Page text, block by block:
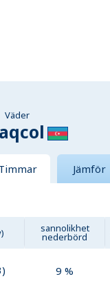
Väder
Jämför
sannolikhet
nederbörd
) 9 %